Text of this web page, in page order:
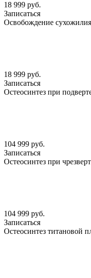
18 999 руб.
Записаться
Освобождение
18 999 руб.
Записаться
Остеосинтез при
104 999 руб.
Записаться
Остеосинтез при
104 999 руб.
Записаться
Остеосинтез титановой